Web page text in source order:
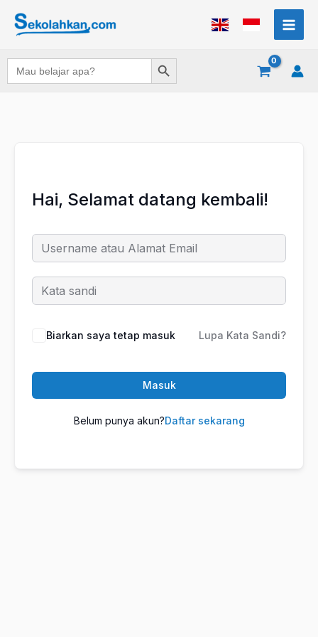
Search
for:
Search Button
Hai, Selamat datang kembali!
Biarkan saya tetap masuk Lupa Kata Sandi?
Masuk
Belum punya akun?Daftar sekarang